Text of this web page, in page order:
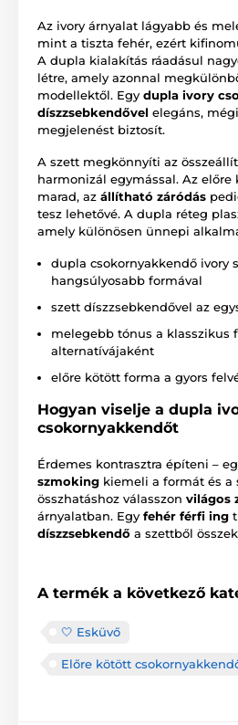
Az ivory árnyalat lágyabb és
mint a tiszta fehér, ezért
A dupla kialakítás ráadásul
létre, amely azonnal
modellektől. Egy dupla ivory
díszzsebkendővel elegáns,
megjelenést biztosít.
A szett megkönnyíti az
harmonizál egymással. Az
marad, az állítható záródás
tesz lehetővé. A dupla réteg
amely különösen ünnepi
dupla csokornyakkendő ivory
hangsúlyosabb formával
szett díszzsebkendővel az
melegebb tónus a klasszikus
alternatívájaként
előre kötött forma a gyors
Hogyan viselje a dupla
csokornyakkendőt
Érdemes kontrasztra építeni –
szmoking kiemeli a formát és a
összhatáshoz válasszon világos
árnyalatban. Egy fehér férfi ing
díszzsebkendő a szettből
A termék a következő
🤍 Esküvő
Előre kötött